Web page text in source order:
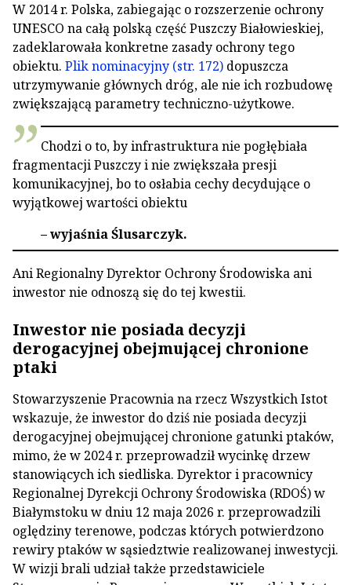
W 2014 r. Polska, zabiegając o rozszerzenie ochrony
UNESCO na całą polską część Puszczy Białowieskiej,
zadeklarowała konkretne zasady ochrony tego
obiektu. Plik nominacyjny (str. 172) dopuszcza
utrzymywanie głównych dróg, ale nie ich rozbudowę
zwiększającą parametry techniczno-użytkowe.
Chodzi o to, by infrastruktura nie pogłębiała
fragmentacji Puszczy i nie zwiększała presji
komunikacyjnej, bo to osłabia cechy decydujące o
wyjątkowej wartości obiektu
– wyjaśnia Ślusarczyk.
Ani Regionalny Dyrektor Ochrony Środowiska ani
inwestor nie odnoszą się do tej kwestii.
Inwestor nie posiada decyzji
derogacyjnej obejmującej chronione
ptaki
Stowarzyszenie Pracownia na rzecz Wszystkich Istot
wskazuje, że inwestor do dziś nie posiada decyzji
derogacyjnej obejmującej chronione gatunki ptaków,
mimo, że w 2024 r. przeprowadził wycinkę drzew
stanowiących ich siedliska. Dyrektor i pracownicy
Regionalnej Dyrekcji Ochrony Środowiska (RDOŚ) w
Białymstoku w dniu 12 maja 2026 r. przeprowadzili
oględziny terenowe, podczas których potwierdzono
rewiry ptaków w sąsiedztwie realizowanej inwestycji.
W wizji brali udział także przedstawiciele